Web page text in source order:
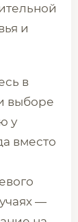
и
в
выборе
у
вместо
—